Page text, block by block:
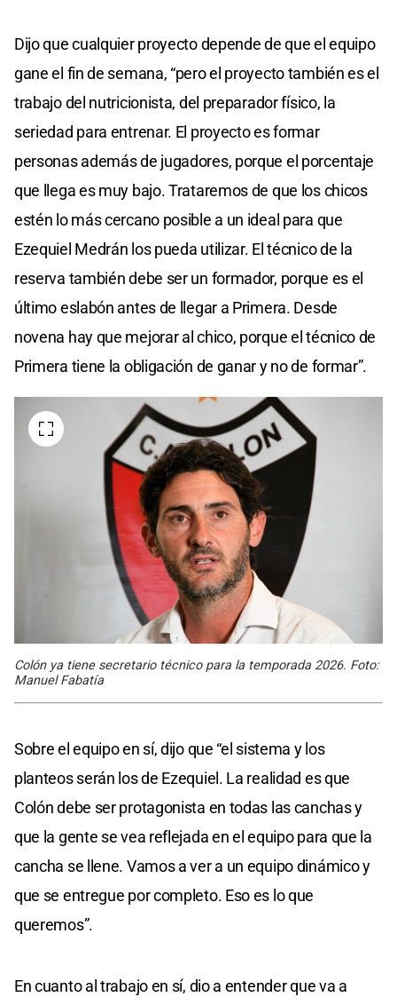
Dijo que cualquier proyecto depende de que el equipo
gane el fin de semana, “pero el proyecto también es el
trabajo del nutricionista, del preparador físico, la
seriedad para entrenar. El proyecto es formar
personas además de jugadores, porque el porcentaje
que llega es muy bajo. Trataremos de que los chicos
estén lo más cercano posible a un ideal para que
Ezequiel Medrán los pueda utilizar. El técnico de la
reserva también debe ser un formador, porque es el
último eslabón antes de llegar a Primera. Desde
novena hay que mejorar al chico, porque el técnico de
Primera tiene la obligación de ganar y no de formar”.
Colón ya tiene secretario técnico para la temporada 2026. Foto:
Manuel Fabatía
Sobre el equipo en sí, dijo que “el sistema y los
planteos serán los de Ezequiel. La realidad es que
Colón debe ser protagonista en todas las canchas y
que la gente se vea reflejada en el equipo para que la
cancha se llene. Vamos a ver a un equipo dinámico y
que se entregue por completo. Eso es lo que
queremos”.
En cuanto al trabajo en sí, dio a entender que va a